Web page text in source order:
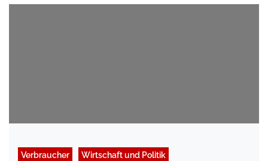
Verbraucher Wirtschaft und Politik